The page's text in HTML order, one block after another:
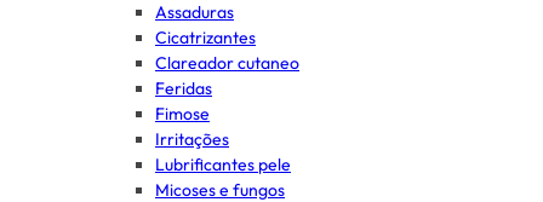
Assaduras
Cicatrizantes
Clareador cutaneo
Feridas
Fimose
Irritações
Lubrificantes pele
Micoses e fungos